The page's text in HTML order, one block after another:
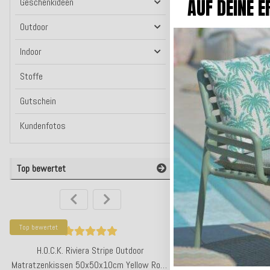
In den
Lieferzeit:
Outdoor
Indoor
Stoffe
Gutschein
Kundenfotos
Top bewertet
Top bewertet
H.O.C.K. Riviera Stripe Outdoor
Matratzenkissen 50x50x10cm Yellow Rosé
Top bewertet
H.O.C.K. Riviera
Volant 45x45cm
AUF DEINE